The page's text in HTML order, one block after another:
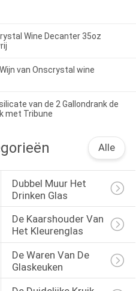
Wine Decanter 35oz
van Onscrystal wine
van de 2 Gallondrank de
met Tribune
Alle
Dubbel Muur Het
Drinken Glas
De Kaarshouder Van
Het Kleurenglas
De Waren Van De
Glaskeuken